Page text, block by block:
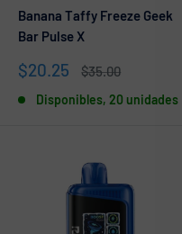
Banana Taffy Freeze Geek
Bar Pulse X
Precio
venta
$20.25
Precio
$35.00
Disponibles, 20 unidades